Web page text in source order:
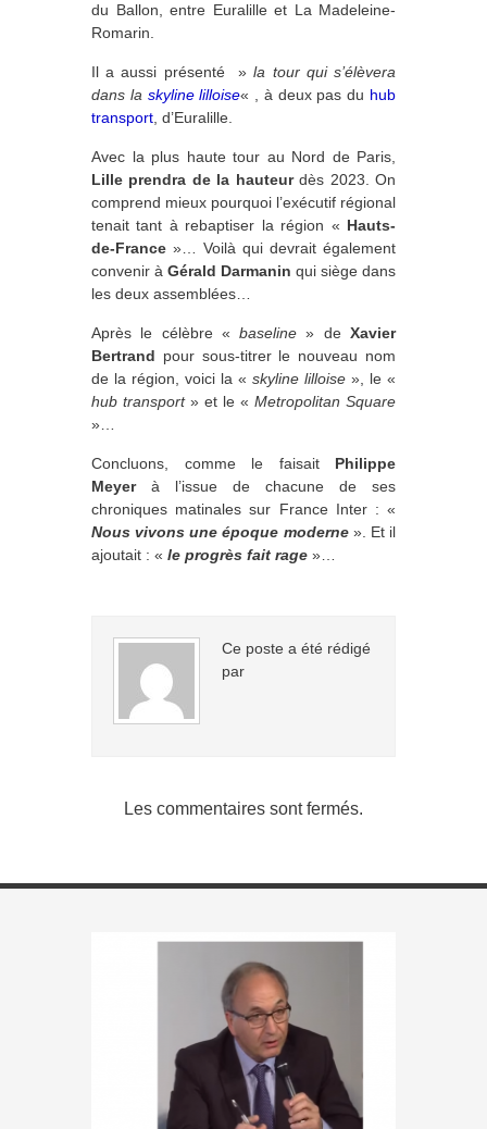
du Ballon, entre Euralille et La Madeleine-
Romarin.
Il a aussi présenté »la tour qui s’élèvera
dans la skyline lilloise« , à deux pas du hub
transport , d’Euralille.
Avec la plus haute tour au Nord de Paris,
Lille prendra de la hauteurdès 2023. On
comprend mieux pourquoi l’exécutif régional
tenait tant à rebaptiser la région « Hauts-
de-France »… Voilà qui devrait également
convenir à Gérald Darmanin qui siège dans
les deux assemblées…
Après le célèbre «baseline» deXavier
Bertrand pour sous-titrer le nouveau nom
de la région, voici la « skyline lilloise », le «
hub transport » et le « Metropolitan Square
»…
Concluons, comme le faisait Philippe
Meyerà l’issue de chacune de ses
chroniques matinales sur France Inter : «
Nous vivons une époque moderne». Et il
ajoutait : « le progrès fait rage »…
Ce poste a été rédigé
par
Les commentaires sont fermés.